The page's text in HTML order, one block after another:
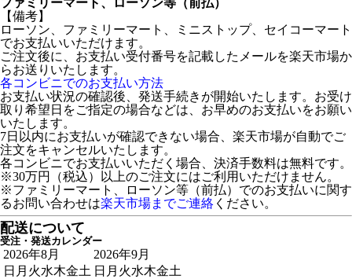
ファミリーマート、ローソン等（前払）
【備考】
ローソン、ファミリーマート、ミニストップ、セイコーマート
でお支払いいただけます。
ご注文後に、お支払い受付番号を記載したメールを楽天市場か
らお送りいたします。
各コンビニでのお支払い方法
お支払い状況の確認後、発送手続きが開始いたします。お受け
取り希望日をご指定の場合などは、お早めのお支払いをお願い
いたします。
7日以内にお支払いが確認できない場合、楽天市場が自動でご
注文をキャンセルいたします。
各コンビニでお支払いいただく場合、決済手数料は無料です。
※30万円（税込）以上のご注文にはご利用いただけません。
※ファミリーマート、ローソン等（前払）でのお支払いに関す
るお問い合わせは楽天市場までご連絡 ください。
配送について
受注・発送カレンダー
2026年8月
日 月 火水木金土
2026年9月
日 月 火水木金土